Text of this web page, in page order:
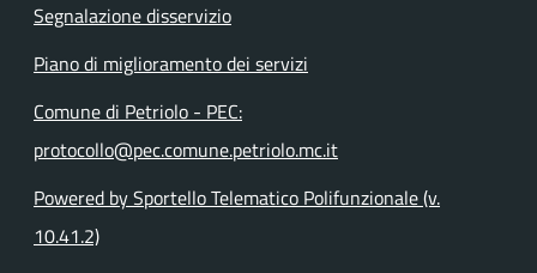
Segnalazione disservizio
Piano di miglioramento dei servizi
Comune di Petriolo - PEC:
protocollo@pec.comune.petriolo.mc.it
Powered by Sportello Telematico Polifunzionale (v.
10.41.2)